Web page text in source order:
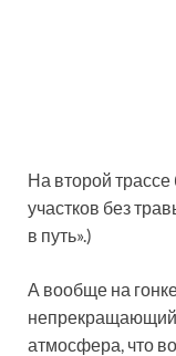
На второй
участков без
в путь».)
А вообще на
атмосфера, что